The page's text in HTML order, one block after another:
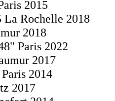
2015
Rochelle 2018
2018
Paris 2022
2017
2014
2017